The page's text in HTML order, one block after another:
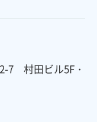
7 村田ビル5F・